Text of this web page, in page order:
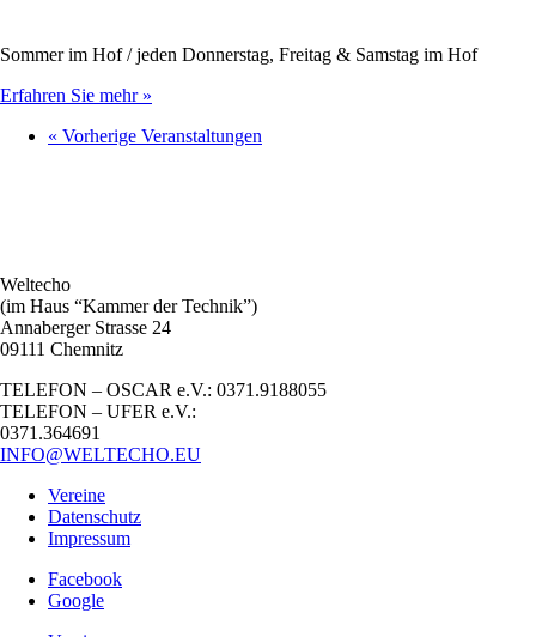
Sommer im Hof / jeden Donnerstag, Freitag & Samstag im Hof
Erfahren Sie mehr »
« Vorherige Veranstaltungen
Weltecho
(im Haus “Kammer der Technik”)
Annaberger Strasse 24
09111 Chemnitz
TELEFON – OSCAR e.V.: 0371.9188055
TELEFON – UFER e.V.:
0371.364691
INFO@WELTECHO.EU
Vereine
Datenschutz
Impressum
Facebook
Google